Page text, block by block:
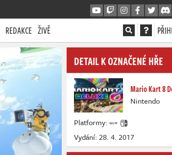
REDAKCE ŽIVĚ
DETAIL K OZNAČENÉ HŘE
Mario Kart 8
Nintendo
Platformy:
Vydání: 28. 4. 2017